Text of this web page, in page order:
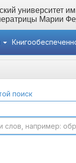
университет
Марии
поиск